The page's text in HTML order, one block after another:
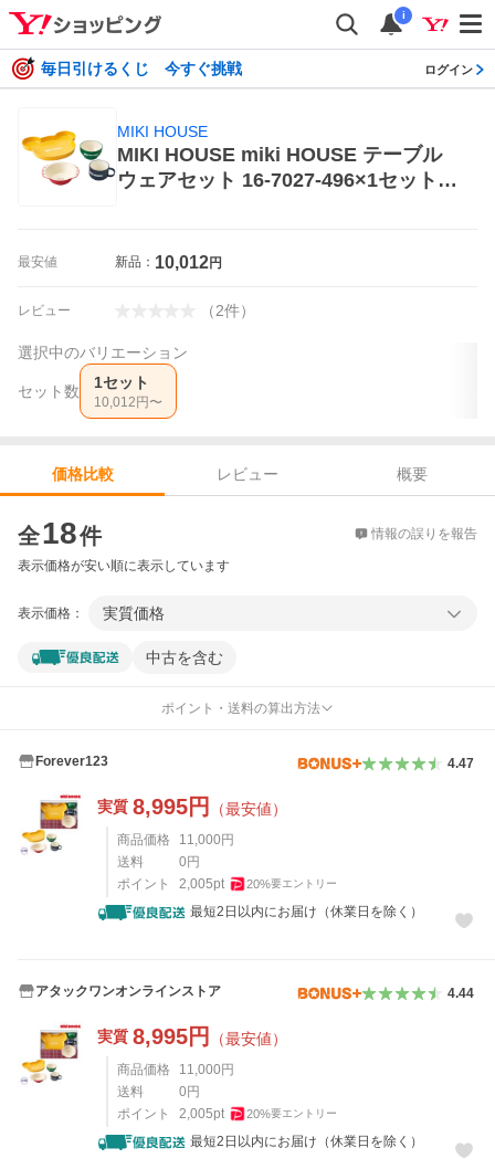
i
毎日引けるくじ 今すぐ挑戦 ログイン
MIKI HOUSE
MIKI HOUSE miki HOUSE テーブル
ウェアセット 16-7027-496×1セット
最安値 新品： 10,012円
レビュー （2件）
選択中のバリエーション
セット数 1セット
10,012 円〜
価格比較 レビュー
概要
全18件 情報の誤りを報告
表示価格が安い順に表示しています
表示価格： 実質価格
中古を含む
ポイント・送料の算出方法
Forever123 4.47
実質 8,995円 （最安値）
商品価格 11,000 円
送料
0 円
ポイント
2,005pt 20%要エントリー
最短2日以内にお届け（休業日を除く）
アタックワンオンラインストア 4.44
実質 8,995円 （最安値）
商品価格 11,000 円
送料
0 円
ポイント
2,005pt 20%要エントリー
最短2日以内にお届け（休業日を除く）